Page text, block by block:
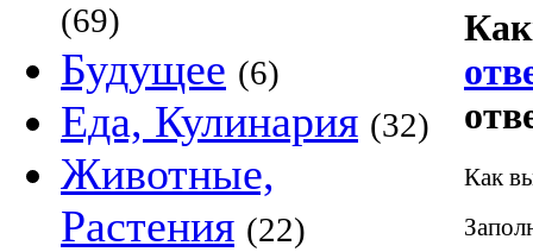
(69)
Будущее (6)
Еда, Кулинария (32)
Животные,
Растения (22)
Как